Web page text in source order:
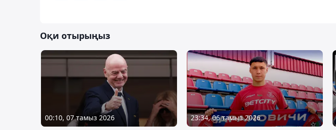
Оқи отырыңыз
00:10, 07 тамыз 2026 23:34, 06 тамыз 2026